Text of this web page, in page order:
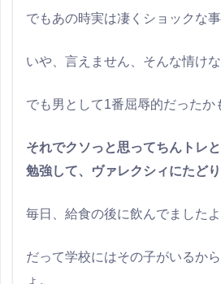
でもあの時実は凄くショックな事
いや、言えません、そんな情けな
でも男として1番屈辱的だったか
それでクソっと思ってちんトレ
勉強して、ヴァレクシィにたどり
毎日、給食の後に飲んでましたよ
だって学校にはその子がいるか
ょ。